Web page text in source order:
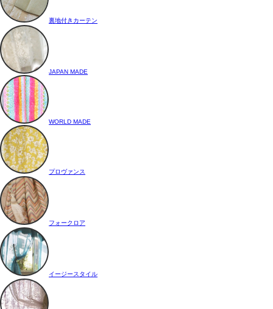
裏地付きカーテン
JAPAN MADE
WORLD MADE
プロヴァンス
フォークロア
イージースタイル